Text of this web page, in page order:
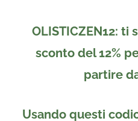
OLISTICZEN12: ti
sconto del 12%
partire
Usando questi